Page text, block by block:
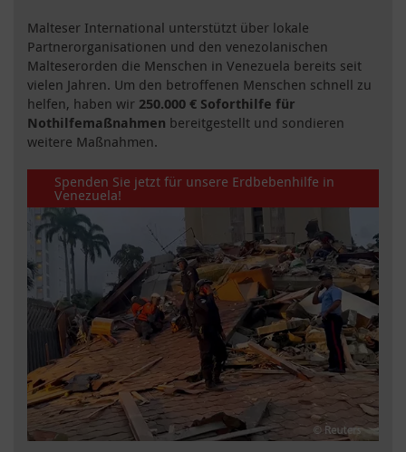
Malteser International unterstützt über lokale
Partnerorganisationen und den venezolanischen
Malteserorden die Menschen in Venezuela bereits seit
vielen Jahren. Um den betroffenen Menschen schnell zu
helfen, haben wir 250.000 € Soforthilfe für
Nothilfemaßnahmen bereitgestellt und sondieren
weitere Maßnahmen.
Spenden Sie jetzt für unsere Erdbebenhilfe in
Venezuela!